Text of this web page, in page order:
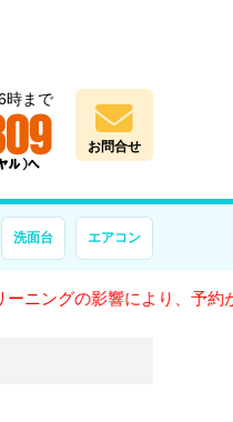
時まで
お問合せ
洗面台 エアコン
により、予約が大変混雑し